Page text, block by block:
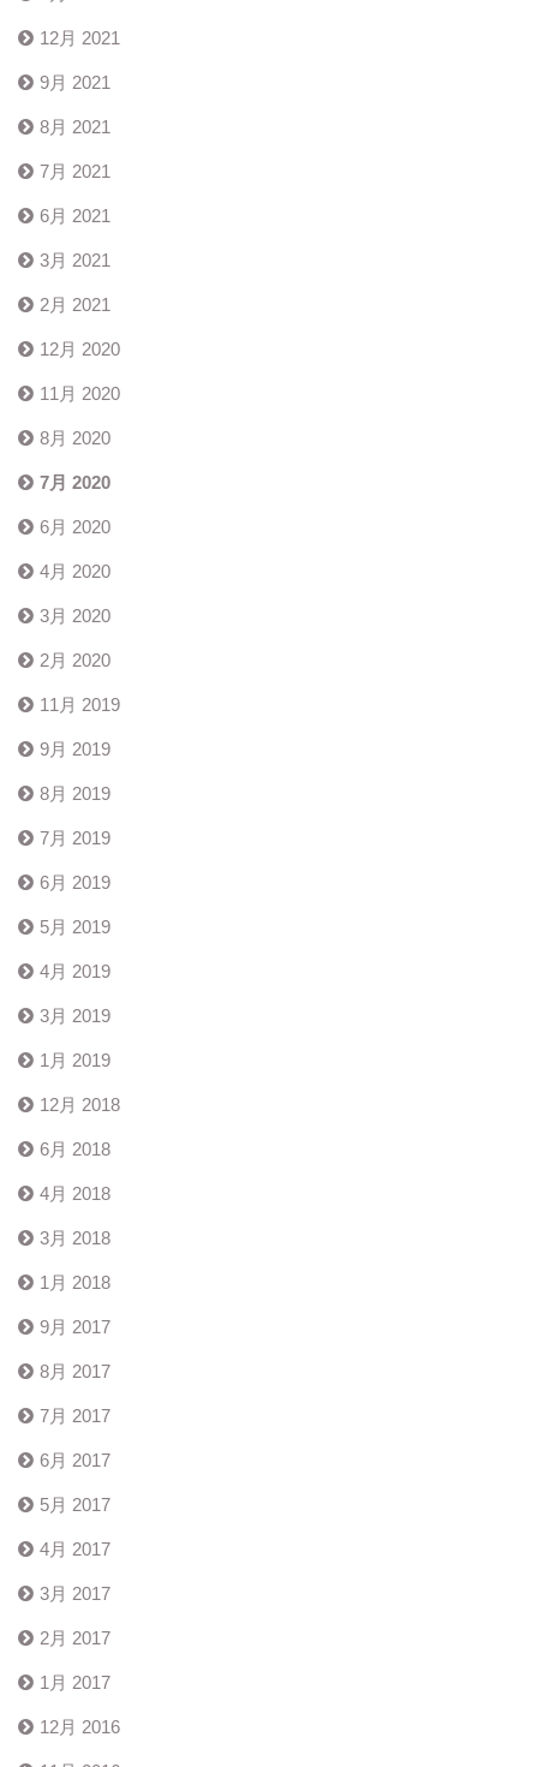
12月 2021
9月 2021
8月 2021
7月 2021
6月 2021
3月 2021
2月 2021
12月 2020
11月 2020
8月 2020
7月 2020
6月 2020
4月 2020
3月 2020
2月 2020
11月 2019
9月 2019
8月 2019
7月 2019
6月 2019
5月 2019
4月 2019
3月 2019
1月 2019
12月 2018
6月 2018
4月 2018
3月 2018
1月 2018
9月 2017
8月 2017
7月 2017
6月 2017
5月 2017
4月 2017
3月 2017
2月 2017
1月 2017
12月 2016